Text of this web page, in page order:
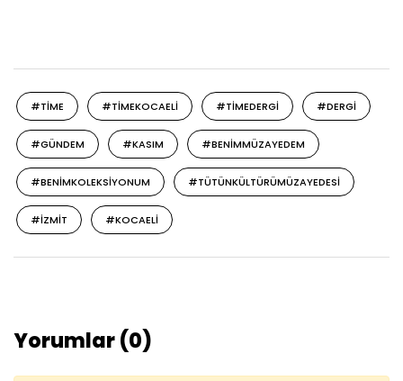
#TIME #TIMEKOCAELI #TIMEDERGI #DERGI
#GÜNDEM #KASIM #BENIMMÜZAYEDEM
#BENIMKOLEKSIYONUM #TÜTÜNKÜLTÜRÜMÜZAYEDESI
#IZMIT #KOCAELI
Yorumlar (0)